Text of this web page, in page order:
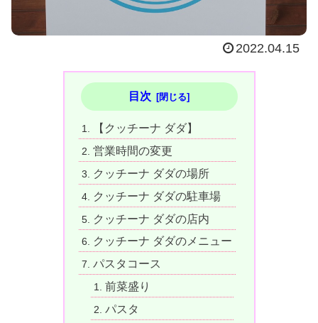
2022.04.15
目次
【クッチーナ ダダ】
営業時間の変更
クッチーナ ダダの場所
クッチーナ ダダの駐車場
クッチーナ ダダの店内
クッチーナ ダダのメニュー
パスタコース
前菜盛り
パスタ